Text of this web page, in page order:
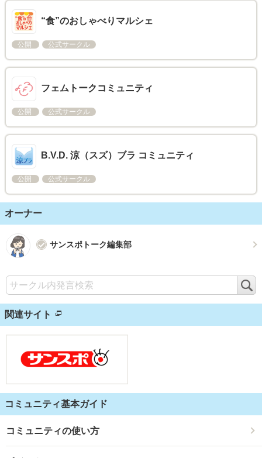
“食”のおしゃべりマルシェ
公開 公式サークル
フェムトークコミュニティ
公開 公式サークル
B.V.D. 涼（スズ）ブラ コミュニティ
公開 公式サークル
オーナー
サンスポトーク編集部
関連サイト
コミュニティ基本ガイド
コミュニティの使い方